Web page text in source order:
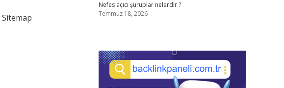
Sitemap
Nefes açıcı şuruplar nelerdir ?
Temmuz 18, 2026